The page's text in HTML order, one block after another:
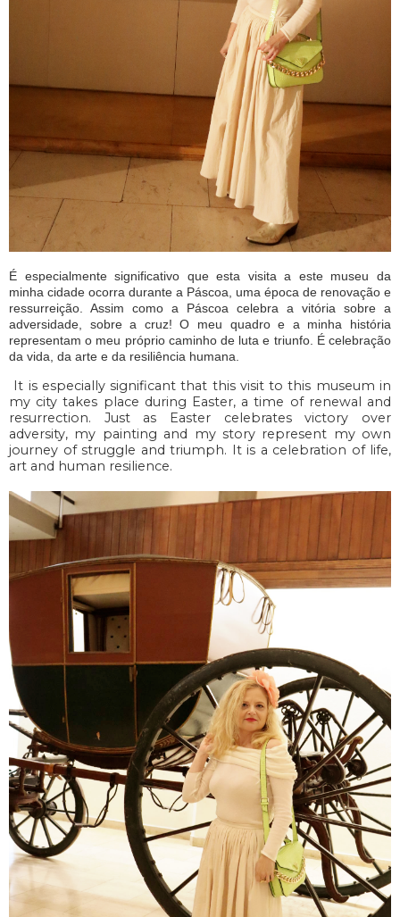
É especialmente significativo que esta visita a este museu da
minha cidade ocorra durante a Páscoa, uma época de renovação e
ressurreição. Assim como a Páscoa celebra a vitória sobre a
adversidade, sobre a cruz! O meu quadro e a minha história
representam o meu próprio caminho de luta e triunfo. É celebração
da vida, da arte e da resiliência humana.
It is especially significant that this visit to this museum in
my city takes place during Easter, a time of renewal and
resurrection. Just as Easter celebrates victory over
adversity, my painting and my story represent my own
journey of struggle and triumph. It is a celebration of life,
art and human resilience.